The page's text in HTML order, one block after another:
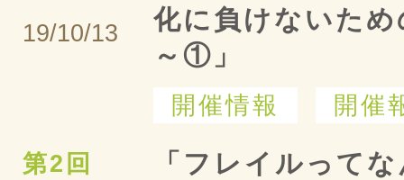
19/10/13
化に負けないた
～①」
開催情報 開催
第2回
「フレイルって